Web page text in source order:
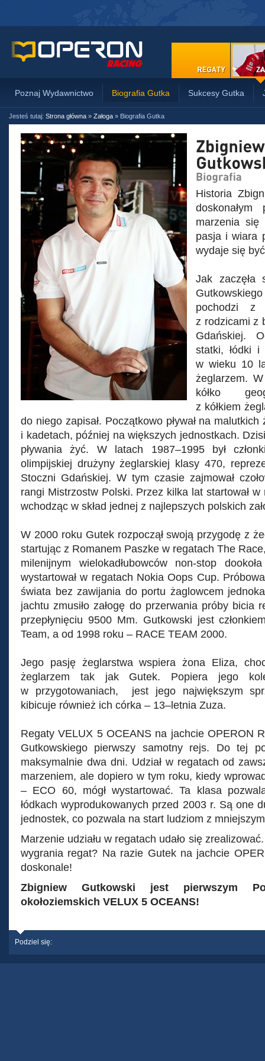
Poznaj Wydawnictwo Biografia Gutka Sukcesy Gutka
Jesteś tutaj: Strona główna » Załoga » Biografia Gutka
Historia
marzenia się
pasja i wiara
wydaje się
Jak zaczęła
pochodzi z
z rodzicami z
Gdańskiej.
statki, łódki i
w wieku 10
żeglarzem.
kółko
z kółkiem
do niego zapisał. Początkowo pływał na
i kadetach, później na większych jednostkach.
pływania żyć. W latach 1987–1995 był
olimpijskiej drużyny żeglarskiej klasy 470,
Stoczni Gdańskiej. W tym czasie zajmował
rangi Mistrzostw Polski. Przez kilka lat startował
wchodząc w skład jednej z najlepszych polskich
W 2000 roku Gutek rozpoczął swoją przygodę z
startując z Romanem Paszke w regatach The
milenijnym wielokadłubowców non-stop
wystartował w regatach Nokia Oops Cup.
świata bez zawijania do portu żaglowcem
jachtu zmusiło załogę do przerwania próby bicia
przepłynięciu 9500 Mm. Gutkowski jest
Team, a od 1998 roku – RACE TEAM 2000.
Jego pasję żeglarstwa wspiera żona Eliza,
żeglarzem tak jak Gutek. Popiera jego
w przygotowaniach, jest jego największym
kibicuje również ich córka – 13–letnia Zuza.
Regaty VELUX 5 OCEANS na jachcie OPERON
Gutkowskiego pierwszy samotny rejs. Do tej
maksymalnie dwa dni. Udział w regatach od
marzeniem, ale dopiero w tym roku, kiedy
– ECO 60, mógł wystartować. Ta klasa
łódkach wyprodukowanych przed 2003 r. Są one
jednostek, co pozwala na start ludziom z
Marzenie udziału w regatach udało się
wygrania regat? Na razie Gutek na jachcie
doskonale!
Zbigniew Gutkowski jest pierwszym
okołoziemskich VELUX 5 OCEANS!
Podziel się: